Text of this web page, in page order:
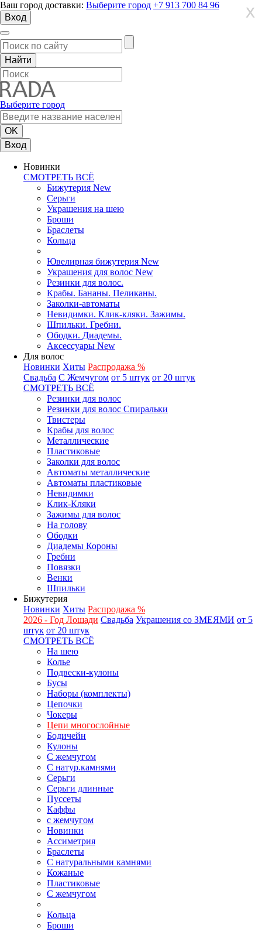
Ваш город доставки: Выберите город +7 913 700 84 96
Вход
Выберите город
Вход
Новинки
СМОТРЕТЬ ВСЁ
Бижутерия New
Серьги
Украшения на шею
Броши
Браслеты
Кольца
Ювелирная бижутерия New
Украшения для волос New
Резинки для волос.
Крабы. Бананы. Пеликаны.
Заколки-автоматы
Невидимки. Клик-кляки. Зажимы.
Шпильки. Гребни.
Ободки. Диадемы.
Аксессуары New
Для волос
Новинки Хиты Распродажа %
Свадьба С Жемчугом от 5 штук от 20 штук
СМОТРЕТЬ ВСЁ
Резинки для волос
Резинки для волос Спиральки
Твистеры
Крабы для волос
Металлические
Пластиковые
Заколки для волос
Автоматы металлические
Автоматы пластиковые
Невидимки
Клик-Кляки
Зажимы для волос
На голову
Ободки
Диадемы Короны
Гребни
Повязки
Венки
Шпильки
Бижутерия
Новинки Хиты Распродажа %
2026 - Год Лошади Свадьба Украшения со ЗМЕЯМИ от 5
штук от 20 штук
СМОТРЕТЬ ВСЁ
На шею
Колье
Подвески-кулоны
Бусы
Наборы (комплекты)
Цепочки
Чокеры
Цепи многослойные
Бодичейн
Кулоны
С жемчугом
С натур.камнями
Серьги
Серьги длинные
Пуссеты
Каффы
с жемчугом
Новинки
Ассиметрия
Браслеты
С натуральными камнями
Кожаные
Пластиковые
С жемчугом
Кольца
Броши
X
X
X